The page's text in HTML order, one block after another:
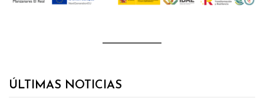
ÚLTIMAS NOTICIAS